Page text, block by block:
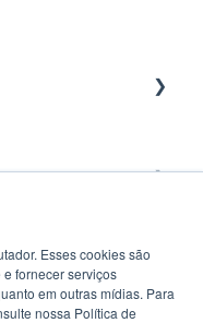
Esses cookies são
fornecer serviços
em outras mídias. Para
nossa Política de